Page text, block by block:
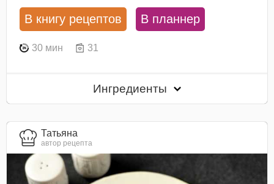
В книгу рецептов В планнер
30 мин 31
Ингредиенты
Татьяна
автор рецепта